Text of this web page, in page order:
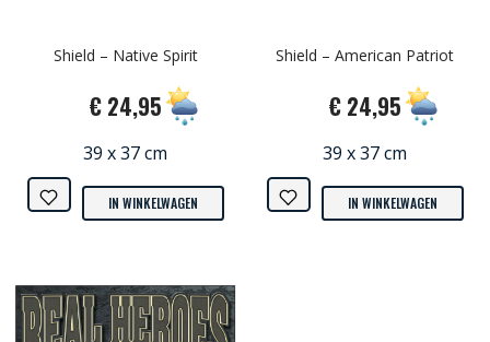
Shield – Native Spirit
€ 24,95
39 x 37 cm
IN WINKELWAGEN
Shield – American Patriot
€ 24,95
39 x 37 cm
IN WINKELWAGEN